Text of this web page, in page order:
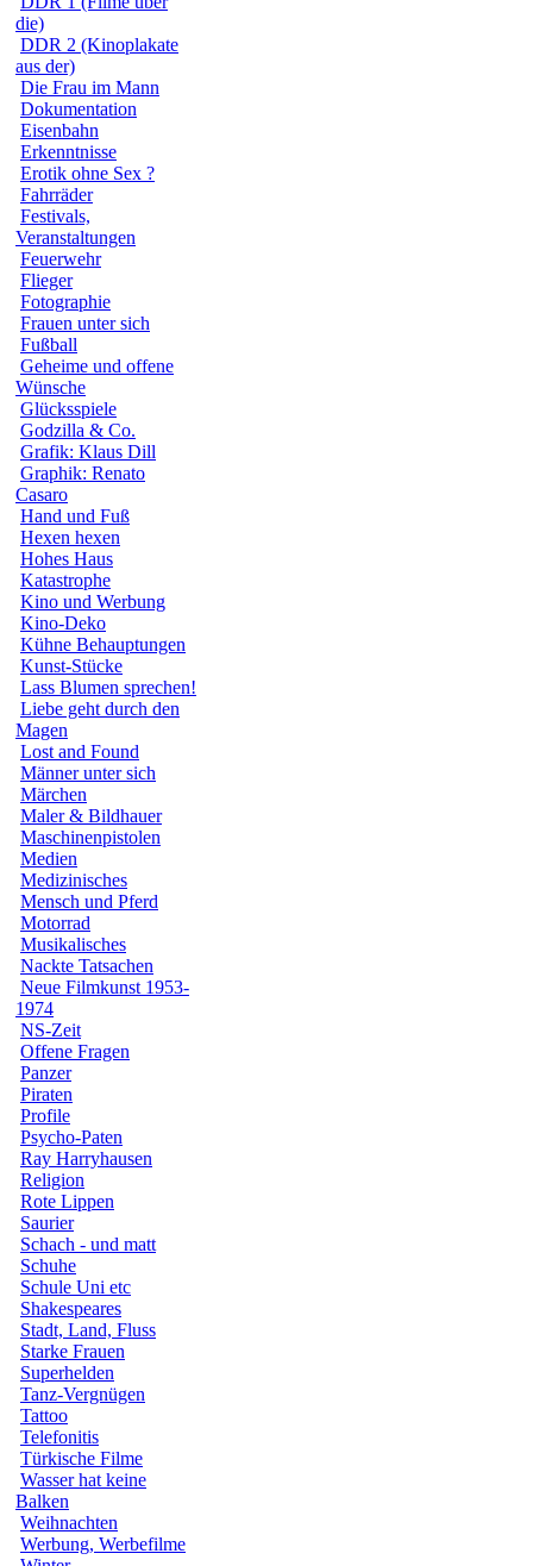
die)
DDR 2 (Kinoplakate
aus der)
Die Frau im Mann
Dokumentation
Eisenbahn
Erkenntnisse
Erotik ohne Sex ?
Fahrräder
Festivals,
Veranstaltungen
Feuerwehr
Flieger
Fotographie
Frauen unter sich
Fußball
Geheime und offene
Wünsche
Glücksspiele
Godzilla & Co.
Grafik: Klaus Dill
Graphik: Renato
Casaro
Hand und Fuß
Hexen hexen
Hohes Haus
Katastrophe
Kino und Werbung
Kino-Deko
Kühne Behauptungen
Kunst-Stücke
Lass Blumen sprechen!
Liebe geht durch den
Magen
Lost and Found
Männer unter sich
Märchen
Maler & Bildhauer
Maschinenpistolen
Medien
Medizinisches
Mensch und Pferd
Motorrad
Musikalisches
Nackte Tatsachen
Neue Filmkunst 1953-
1974
NS-Zeit
Offene Fragen
Panzer
Piraten
Profile
Psycho-Paten
Ray Harryhausen
Religion
Rote Lippen
Saurier
Schach - und matt
Schuhe
Schule Uni etc
Shakespeares
Stadt, Land, Fluss
Starke Frauen
Superhelden
Tanz-Vergnügen
Tattoo
Telefonitis
Türkische Filme
Wasser hat keine
Balken
Weihnachten
Werbung, Werbefilme